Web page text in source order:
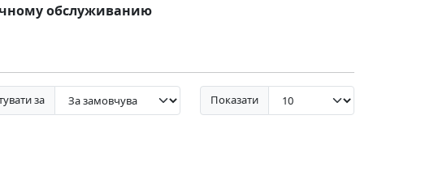
обслуживанию
за Показати